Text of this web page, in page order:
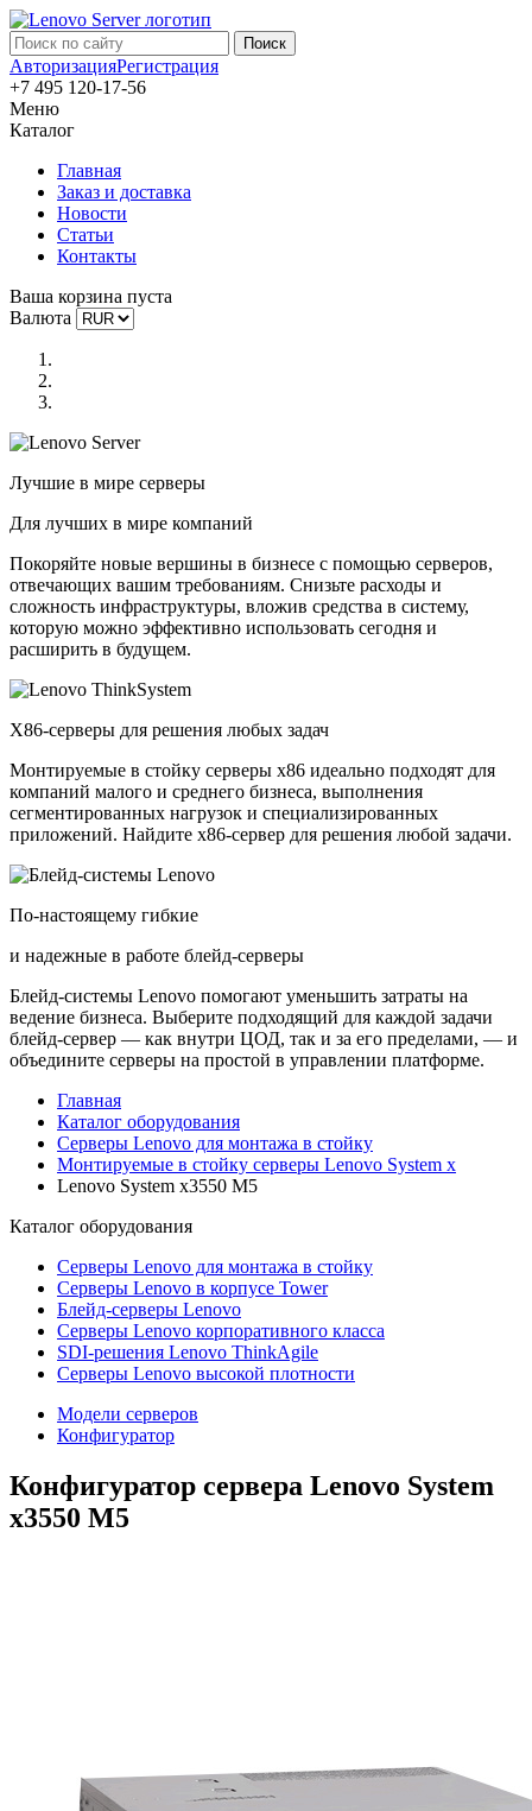
АвторизацияРегистрация
+7 495 120-17-56
Меню
Каталог
Главная
Заказ и доставка
Новости
Статьи
Контакты
Ваша корзина пуста
Валюта
Лучшие в мире серверы
Для лучших в мире компаний
Покоряйте новые вершины в бизнесе с помощью серверов,
отвечающих вашим требованиям. Снизьте расходы и
сложность инфраструктуры, вложив средства в систему,
которую можно эффективно использовать сегодня и
расширить в будущем.
X86-серверы для решения любых задач
Монтируемые в стойку серверы x86 идеально подходят для
компаний малого и среднего бизнеса, выполнения
сегментированных нагрузок и специализированных
приложений. Найдите x86-сервер для решения любой задачи.
По-настоящему гибкие
и надежные в работе блейд-серверы
Блейд-системы Lenovo помогают уменьшить затраты на
ведение бизнеса. Выберите подходящий для каждой задачи
блейд-сервер — как внутри ЦОД, так и за его пределами, — и
объедините серверы на простой в управлении платформе.
Главная
Каталог оборудования
Серверы Lenovo для монтажа в стойку
Монтируемые в стойку серверы Lenovo System x
Lenovo System x3550 M5
Каталог оборудования
Серверы Lenovo для монтажа в стойку
Серверы Lenovo в корпусе Tower
Блейд-серверы Lenovo
Cерверы Lenovo корпоративного класса
SDI-решения Lenovo ThinkAgile
Серверы Lenovo высокой плотности
Модели серверов
Конфигуратор
Конфигуратор сервера Lenovo System
x3550 M5